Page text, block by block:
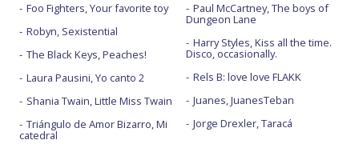
Foo Fighters, Your favorite toy
Robyn, Sexistential
The Black Keys, Peaches!
Laura Pausini, Yo canto 2
Shania Twain, Little Miss Twain
Triángulo de Amor Bizarro, Mi
catedral
Paul McCartney, The boys of
Dungeon Lane
Harry Styles, Kiss all the time.
Disco, occasionally.
Rels B: love love FLAKK
Juanes, JuanesTeban
Jorge Drexler, Taracá